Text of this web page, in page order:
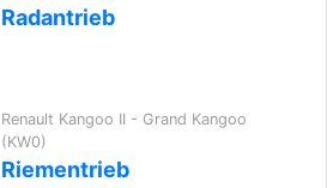
Radantrieb
Renault Kangoo II - Grand Kangoo
(KW0)
Riementrieb